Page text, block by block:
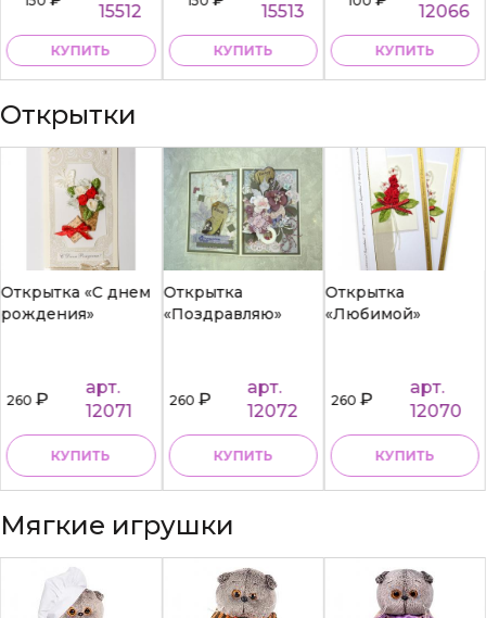
15512
КУПИТЬ
15513
КУПИТЬ
12066
КУПИТЬ
Открытки
Открытка «С днем
рождения»
260₽
арт.
12071
КУПИТЬ
Открытка
«Поздравляю»
260₽
арт.
12072
КУПИТЬ
Открытка
«Любимой»
260₽
арт.
12070
КУПИТЬ
Мягкие игрушки